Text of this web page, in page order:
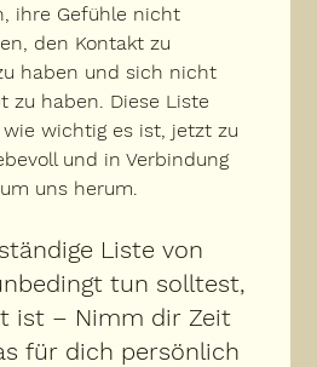
ihre Gefühle nicht
den Kontakt zu
haben und sich nicht
zu haben. Diese Liste
wie wichtig es ist, jetzt zu
und in Verbindung
uns herum.
Liste von
tun solltest,
ist – Nimm dir Zeit
für dich persönlich